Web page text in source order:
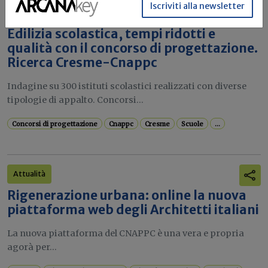
Attualità
Edilizia scolastica, tempi ridotti e
qualità con il concorso di progettazione.
Ricerca Cresme-Cnappc
Indagine su 300 istituti scolastici realizzati con diverse
tipologie di appalto. Concorsi...
Concorsi di progettazione Cnappc Cresme Scuole ...
Attualità
Rigenerazione urbana: online la nuova
piattaforma web degli Architetti italiani
La nuova piattaforma del CNAPPC è una vera e propria
agorà per...
Iscriviti alla newsletter